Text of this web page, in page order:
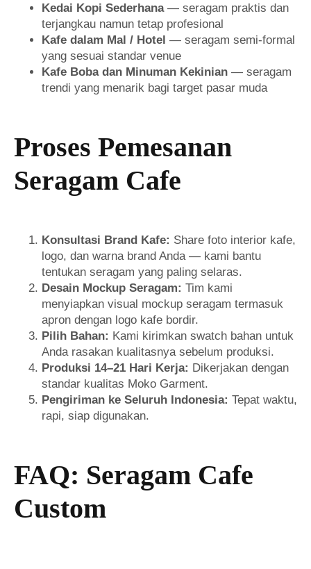
Kedai Kopi Sederhana— seragam praktis dan
terjangkau namun tetap profesional
Kafe dalam Mal / Hotel — seragam semi-formal
yang sesuai standar venue
Kafe Boba dan Minuman Kekinian — seragam
trendi yang menarik bagi target pasar muda
Proses Pemesanan
Seragam Cafe
Konsultasi Brand Kafe: Share foto interior kafe,
logo, dan warna brand Anda — kami bantu
tentukan seragam yang paling selaras.
Desain Mockup Seragam: Tim kami
menyiapkan visual mockup seragam termasuk
apron dengan logo kafe bordir.
Pilih Bahan: Kami kirimkan swatch bahan untuk
Anda rasakan kualitasnya sebelum produksi.
Produksi 14–21 Hari Kerja: Dikerjakan dengan
standar kualitas Moko Garment.
Pengiriman ke Seluruh Indonesia: Tepat waktu,
rapi, siap digunakan.
FAQ: Seragam Cafe
Custom